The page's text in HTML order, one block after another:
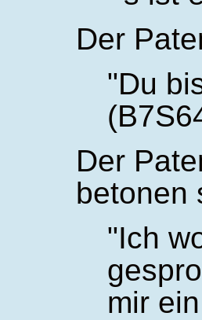
Der
Du
Der
betonen
Ich
mir